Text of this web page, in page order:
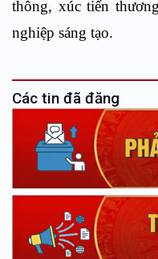
thông, xúc tiến
nghiệp sáng tạo.
Các tin đã đăng